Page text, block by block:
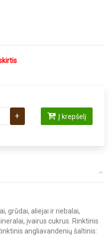
kiekis: Royal Canin VD
+ Į krepšelį
grūdai, aliejai ir riebalai,
įvairus cukrus. Rinktinis
angliavandenių šaltinis: